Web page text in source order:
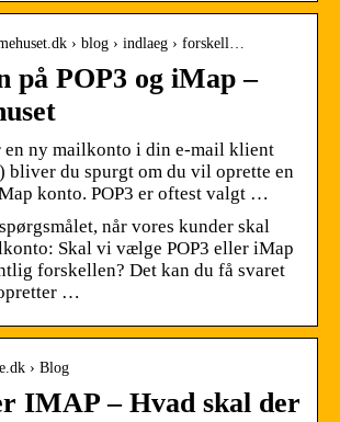
› blog › indlaeg › forskell…
på POP3 og iMap –
en ny mailkonto i din e-mail klient
bliver du spurgt om du vil oprette en
konto. POP3 er oftest valgt …
når vores kunder skal
Skal vi vælge POP3 eller iMap
forskellen? Det kan du få svaret
…
› Blog
IMAP – Hvad skal der